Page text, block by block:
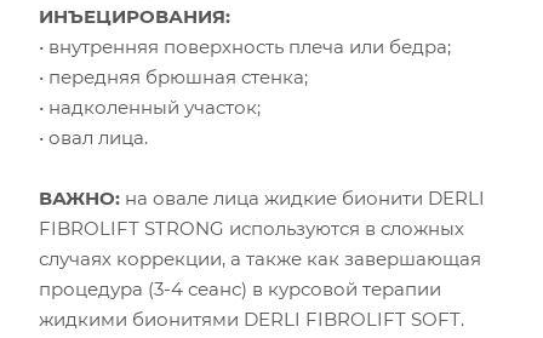
ИНЪЕЦИРОВАНИЯ:
• внутренняя поверхность плеча или бедра;
• передняя брюшная стенка;
• надколенный участок;
• овал лица.
ВАЖНО: на овале лица жидкие бионити DERLI
FIBROLIFT STRONG используются в сложных
случаях коррекции, а также как завершающая
процедура (3-4 сеанс) в курсовой терапии
жидкими бионитями DERLI FIBROLIFT SOFT.